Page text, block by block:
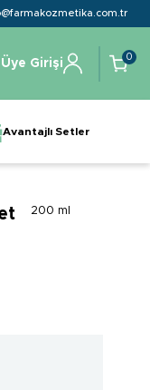
Üye Girişi
0
Avantajlı Setler
200 ml